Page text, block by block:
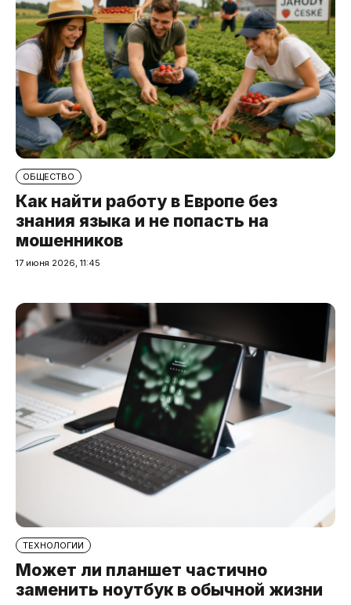
ОБЩЕСТВО
Как найти работу в Европе без
знания языка и не попасть на
мошенников
17 июня 2026, 11:45
ТЕХНОЛОГИИ
Может ли планшет частично
заменить ноутбук в обычной жизни